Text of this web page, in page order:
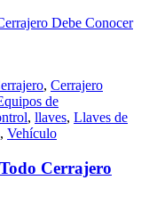
, Cerrajero
de
, llaves, Llaves de
, Vehículo
Cerrajero